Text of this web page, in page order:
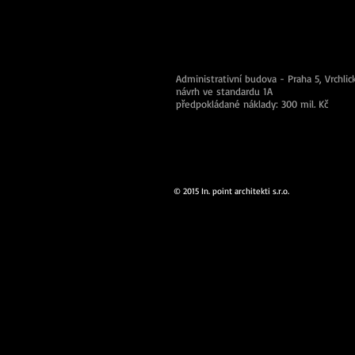
Administrativní budova - Praha 5,
návrh ve standardu 1A
předpokládané náklady: 300 mil. Kč
© 2015 In. point architekti s.r.o.